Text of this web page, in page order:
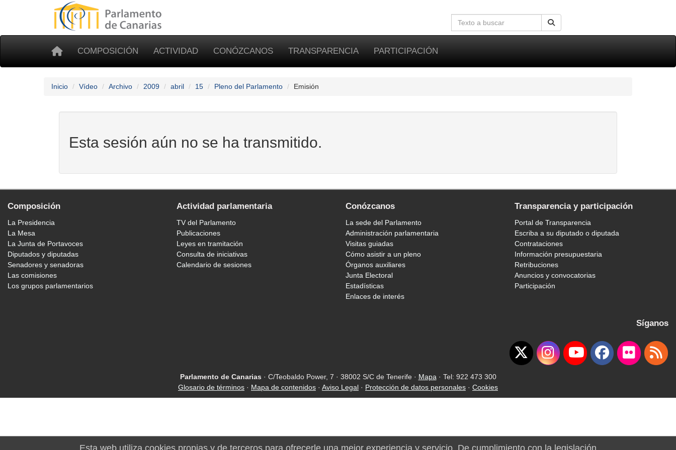
COMPOSICIÓN ACTIVIDAD CONÓZCANOS TRANSPARENCIA PARTICIPACIÓN
Inicio Vídeo Archivo 2009 abril 15 Pleno del Parlamento Emisión
Esta sesión aún no se ha transmitido.
Composición
La Presidencia
La Mesa
La Junta de Portavoces
Diputados y diputadas
Senadores y senadoras
Las comisiones
Los grupos parlamentarios
Actividad parlamentaria
TV del Parlamento
Publicaciones
Leyes en tramitación
Consulta de iniciativas
Calendario de sesiones
Conózcanos
La sede del Parlamento
Administración parlamentaria
Visitas guiadas
Cómo asistir a un pleno
Órganos auxiliares
Junta Electoral
Estadísticas
Enlaces de interés
Transparencia y participación
Portal de Transparencia
Escriba a su diputado o diputada
Contrataciones
Información presupuestaria
Retribuciones
Anuncios y convocatorias
Participación
Síganos
Parlamento de Canarias · C/Teobaldo Power, 7 · 38002 S/C de Tenerife · Mapa · Tel: 922 473 300
Glosario de términos · Mapa de contenidos · Aviso Legal · Protección de datos personales · Cookies
Esta web utiliza cookies propias y de terceros para ofrecerle una mejor experiencia y servicio. De cumplimiento con la legislación